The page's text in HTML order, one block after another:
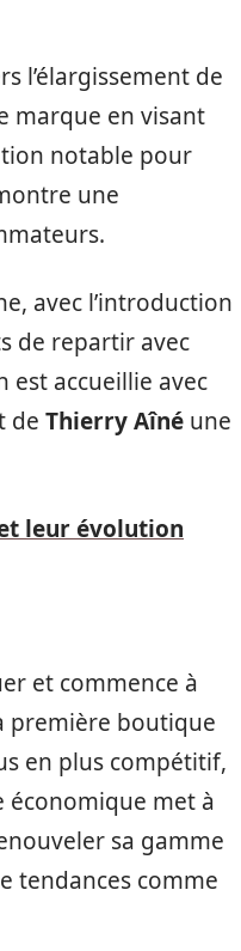
l’élargissement de
marque en visant
notable pour
une
avec l’introduction
de repartir avec
est accueillie avec
de Thierry Aîné une
leur évolution
et commence à
première boutique
en plus compétitif,
économique met à
sa gamme
tendances comme